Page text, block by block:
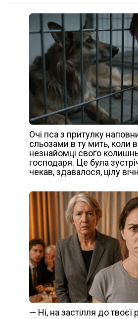
Очі пса з притулку
сльозами в ту мить, коли
незнайомці свого
господаря. Це була
чекав, здавалося, цілу
— Ні, на застілля до твоєї